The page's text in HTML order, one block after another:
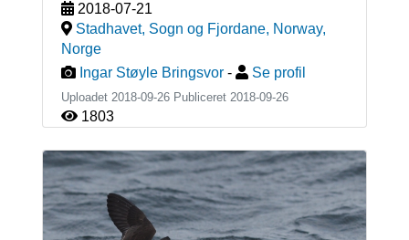
2018-07-21
Stadhavet, Sogn og Fjordane, Norway,
Norge
Ingar Støyle Bringsvor - Se profil
Uploadet 2018-09-26 Publiceret 2018-09-26
1803